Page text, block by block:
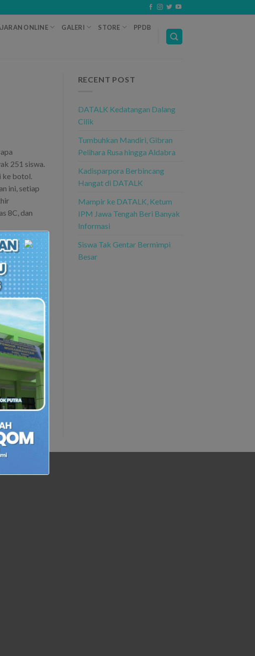
ONLINE GALERI STORE PPDB
251 siswa.
ke botol.
ini, setiap
8C, dan
Ke 72
RECENT POST
DATALK Kedatangan Dalang
Cilik
Tumbuhkan Mandiri, Gibran
Pelihara Rusa hingga Aldabra
Kadisparpora Berbincang
Hangat di DATALK
Mampir ke DATALK, Ketum
IPM Jawa Tengah Beri Banyak
Informasi
Siswa Tak Gentar Bermimpi
Besar